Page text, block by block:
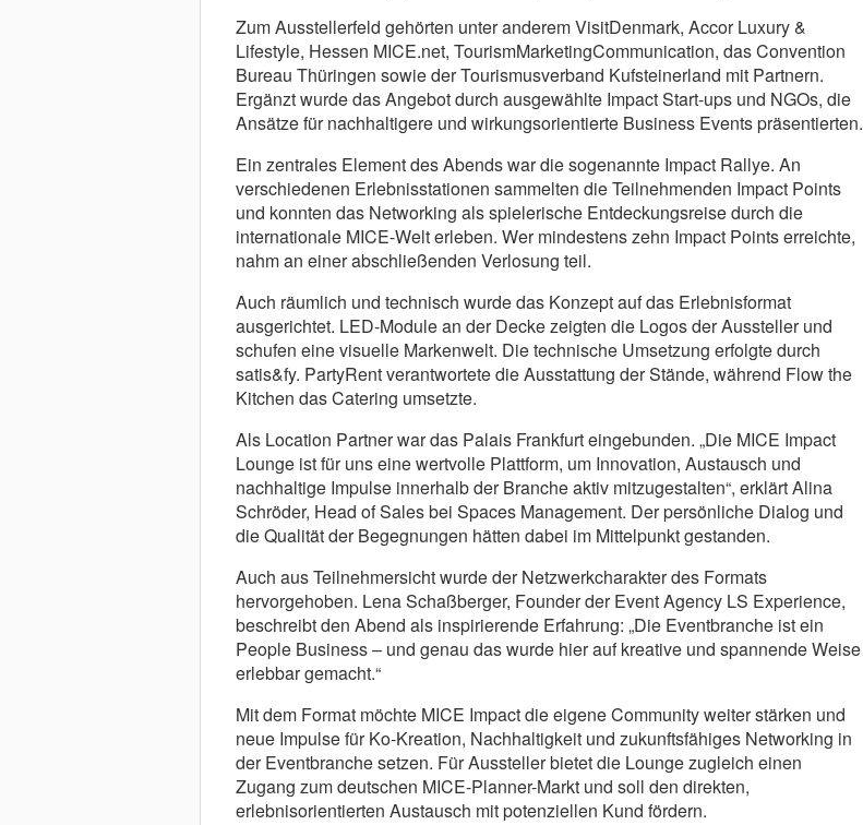
Zum Ausstellerfeld gehörten unter anderem VisitDenmark, Accor Luxury &
Lifestyle, Hessen MICE.net, TourismMarketingCommunication, das Convention
Bureau Thüringen sowie der Tourismusverband Kufsteinerland mit Partnern.
Ergänzt wurde das Angebot durch ausgewählte Impact Start-ups und NGOs, die
Ansätze für nachhaltigere und wirkungsorientierte Business Events präsentierten.
Ein zentrales Element des Abends war die sogenannte Impact Rallye. An
verschiedenen Erlebnisstationen sammelten die Teilnehmenden Impact Points
und konnten das Networking als spielerische Entdeckungsreise durch die
internationale MICE-Welt erleben. Wer mindestens zehn Impact Points erreichte,
nahm an einer abschließenden Verlosung teil.
Auch räumlich und technisch wurde das Konzept auf das Erlebnisformat
ausgerichtet. LED-Module an der Decke zeigten die Logos der Aussteller und
schufen eine visuelle Markenwelt. Die technische Umsetzung erfolgte durch
satis&fy. PartyRent verantwortete die Ausstattung der Stände, während Flow the
Kitchen das Catering umsetzte.
Als Location Partner war das Palais Frankfurt eingebunden. „Die MICE Impact
Lounge ist für uns eine wertvolle Plattform, um Innovation, Austausch und
nachhaltige Impulse innerhalb der Branche aktiv mitzugestalten“, erklärt Alina
Schröder, Head of Sales bei Spaces Management. Der persönliche Dialog und
die Qualität der Begegnungen hätten dabei im Mittelpunkt gestanden.
Auch aus Teilnehmersicht wurde der Netzwerkcharakter des Formats
hervorgehoben. Lena Schaßberger, Founder der Event Agency LS Experience,
beschreibt den Abend als inspirierende Erfahrung: „Die Eventbranche ist ein
People Business – und genau das wurde hier auf kreative und spannende Weise
erlebbar gemacht.“
Mit dem Format möchte MICE Impact die eigene Community weiter stärken und
neue Impulse für Ko-Kreation, Nachhaltigkeit und zukunftsfähiges Networking in
der Eventbranche setzen. Für Aussteller bietet die Lounge zugleich einen
Zugang zum deutschen MICE-Planner-Markt und soll den direkten,
erlebnisorientierten Austausch mit potenziellen Kund fördern.